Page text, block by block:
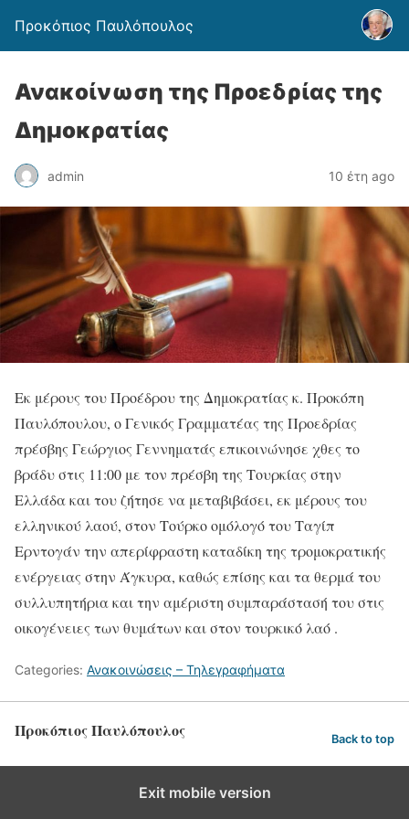
Προκόπιος Παυλόπουλος
Ανακοίνωση της Προεδρίας της
Δημοκρατίας
admin 10 έτη ago
Εκ μέρους του Προέδρου της Δημοκρατίας κ. Προκόπη
Παυλόπουλου, ο Γενικός Γραμματέας της Προεδρίας
πρέσβης Γεώργιος Γεννηματάς επικοινώνησε χθες το
βράδυ στις 11:00 με τον πρέσβη της Τουρκίας στην
Ελλάδα και του ζήτησε να μεταβιβάσει, εκ μέρους του
ελληνικού λαού, στον Τούρκο ομόλογό του Ταγίπ
Ερντογάν την απερίφραστη καταδίκη της τρομοκρατικής
ενέργειας στην Άγκυρα, καθώς επίσης και τα θερμά του
συλλυπητήρια και την αμέριστη συμπαράστασή του στις
οικογένειες των θυμάτων και στον τουρκικό λαό .
Categories: Ανακοινώσεις – Τηλεγραφήματα
Προκόπιος Παυλόπουλος Back to top
Exit mobile version